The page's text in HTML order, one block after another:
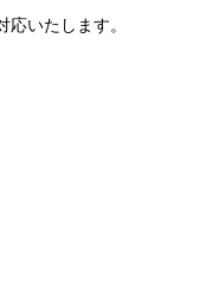
いたします。